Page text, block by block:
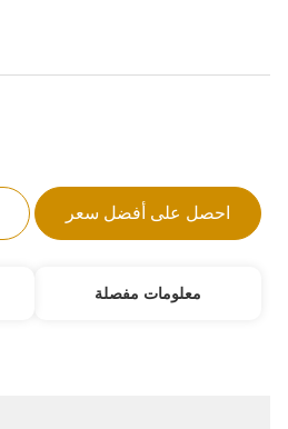
احصل على أفضل سعر
معلومات مفصلة